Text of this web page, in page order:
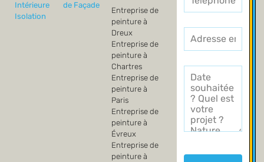
Intérieure
de Façade
Isolation
Entreprise de
peinture à
Dreux
Entreprise de
peinture à
Chartres
Entreprise de
peinture à
Paris
Entreprise de
peinture à
Évreux
Entreprise de
peinture à